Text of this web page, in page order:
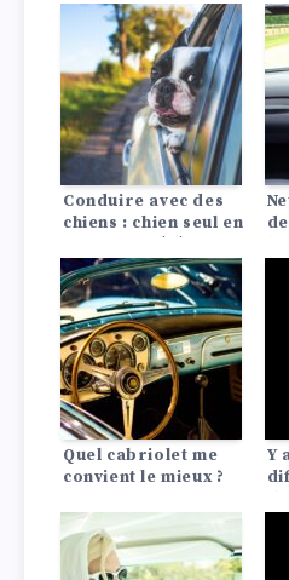
cas d’urgence
Conduire avec des
chiens : chien seul en
Quel cabriolet me
convient le mieux ?
Y